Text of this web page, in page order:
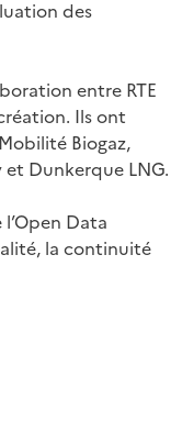
des
entre RTE
Ils ont
Biogaz,
et Dunkerque LNG.
Data
la continuité